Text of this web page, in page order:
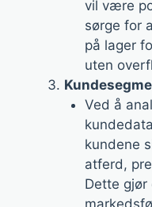
vil være
sørge for
på lager
uten
Ved å
kundene
atferd,
Dette